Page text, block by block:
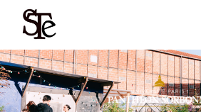
Skip to main content